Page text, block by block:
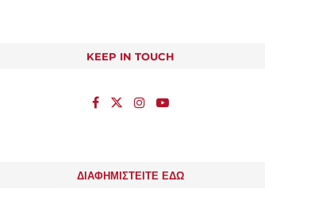
KEEP IN TOUCH
ΔΙΑΦΗΜΙΣΤΕΙΤΕ ΕΔΩ